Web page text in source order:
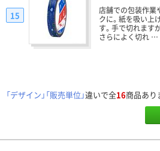
店舗での包装作業
クに。紙を吸い上
す。手で切れます
さらによく切れ …
15
「デザイン」「販売単位」違いで全16商品あり